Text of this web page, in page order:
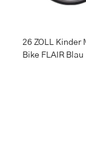
26 ZOLL Kinder
Bike FLAIR Blau